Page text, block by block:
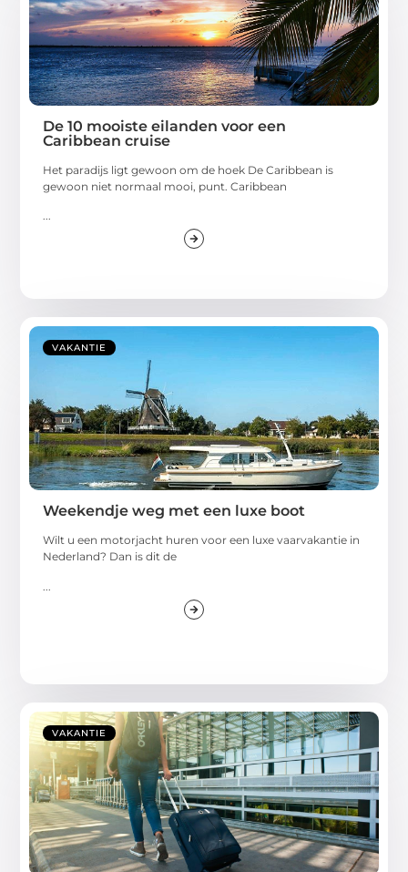
De 10 mooiste eilanden voor een
Caribbean cruise
Het paradijs ligt gewoon om de hoek De Caribbean is
gewoon niet normaal mooi, punt. Caribbean
...
VAKANTIE
Weekendje weg met een luxe boot
Wilt u een motorjacht huren voor een luxe vaarvakantie in
Nederland? Dan is dit de
VAKANTIE